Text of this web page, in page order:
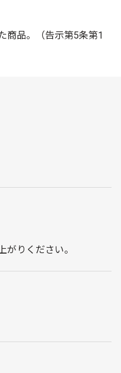
商品。（告示第5条第1
りください。